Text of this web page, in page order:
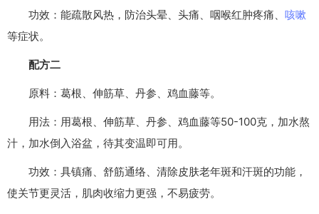
功效：能疏散风热，防治头晕、头痛、咽喉红肿疼痛、 咳嗽
等症状。
配方二
原料：葛根、伸筋草、丹参、鸡血藤等。
用法：用葛根、伸筋草、丹参、鸡血藤等50-100克，加水熬
汁，加水倒入浴盆，待其变温即可用。
功效：具镇痛、舒筋通络、清除皮肤老年斑和汗斑的功能，
使关节更灵活，肌肉收缩力更强，不易疲劳。